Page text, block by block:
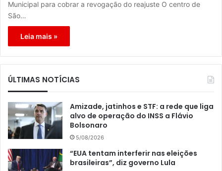
Municipal para cobrar a revogação do reajuste O centro de
São…
Leia mais »
ÚLTIMAS NOTÍCIAS
Amizade, jatinhos e STF: a rede que liga
alvo de operação do INSS a Flávio
Bolsonaro
5/08/2026
“EUA tentam interferir nas eleições
brasileiras”, diz governo Lula